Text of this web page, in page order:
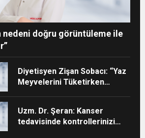
nedeni doğru görüntüleme ile
Diyetisyen Zişan Sobacı: “Yaz
Meyvelerini Tüketirken
Uzm. Dr. Şeran: Kanser
tedavisinde kontrollerinizi